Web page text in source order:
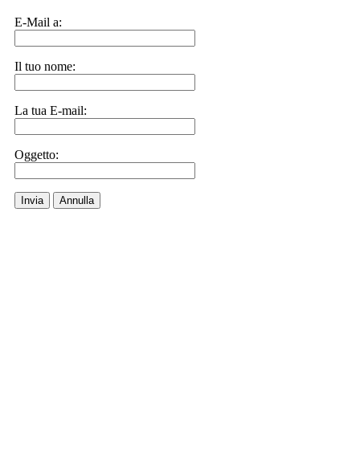
E-Mail a:
Il tuo nome:
La tua E-mail:
Oggetto:
Invia Annulla